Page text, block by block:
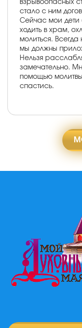
взрывоопасных
стало с ним
Сейчас мои дети
ходить в храм,
молиться.
мы должны
Нельзя
замечательно.
помощью
спастись.